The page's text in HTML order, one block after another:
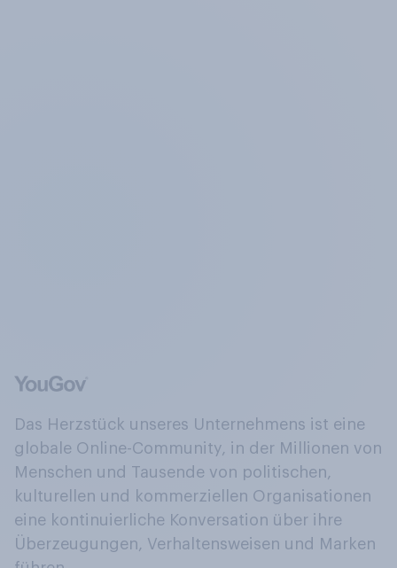
Das Herzstück unseres Unternehmens ist eine
globale Online-Community, in der Millionen von
Menschen und Tausende von politischen,
kulturellen und kommerziellen Organisationen
eine kontinuierliche Konversation über ihre
Überzeugungen, Verhaltensweisen und Marken